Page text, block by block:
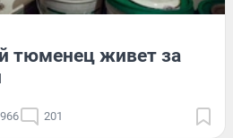
тюменец живет за
201